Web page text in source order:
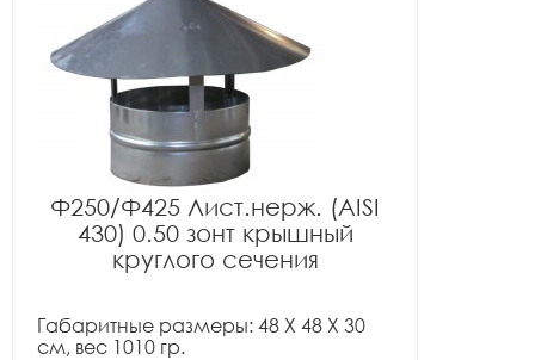
Ф250/Ф425 Лист.нерж. (AISI
430) 0.50 зонт крышный
круглого сечения
Габаритные размеры: 48 X 48 X 30
см, вес 1010 гр.